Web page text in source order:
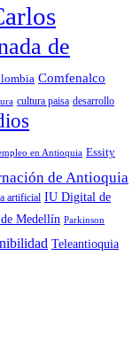
de
Comfenalco
cultura paisa desarrollo
en Antioquia Essity
de Antioquia
artificial IU Digital de
Medellín Parkinson
Teleantioquia